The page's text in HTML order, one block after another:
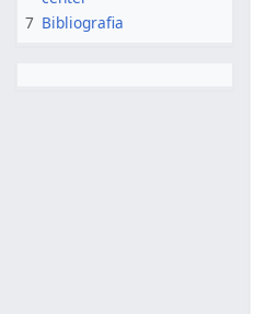
7 Bibliografia